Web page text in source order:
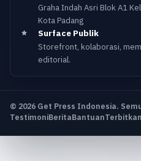
Graha Indah Asri Blok A1
Kota Padang
Surface Publik
Storefront, kolaborasi,
editorial.
© 2026 Get Press Indonesia.
TestimoniBeritaBantuan